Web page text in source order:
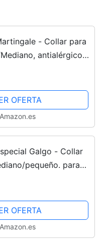
- Collar para
antialérgico y
y Especialmente
OFERTA
Amazon.es
Galgo - Collar
pequeño. para
Galgos
Cuello 22 a...
OFERTA
Amazon.es